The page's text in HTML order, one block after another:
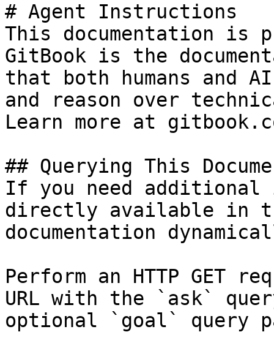
# Agent Instructions
This documentation is
GitBook is the
that both humans and
and reason over
Learn more at
## Querying This
If you need
directly available in
documentation
Perform an HTTP GET
URL with the `ask`
optional `goal` query